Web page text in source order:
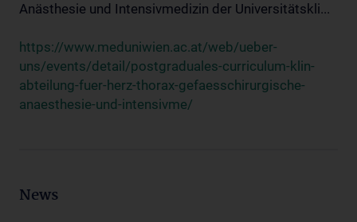
Anästhesie und Intensivmedizin der Universitätskli...
https://www.meduniwien.ac.at/web/ueber-
uns/events/detail/postgraduales-curriculum-klin-
abteilung-fuer-herz-thorax-gefaesschirurgische-
anaesthesie-und-intensivme/
News